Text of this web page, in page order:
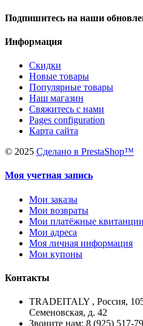
Подпишитесь на наши
Информация
Скидки
Новые товары
Популярные товары
Наш магазин
Свяжитесь с нами
Pages configuration
Карта сайта
© 2025 Сделано в PrestaShop™
Моя учетная запись
Мои заказы
Мои возвраты
Мои платёжные квитанции
Мои адреса
Моя личная информация
Мои купоны
Контакты
TRADEITALY , Россия,
Семеновская, д. 42
Звоните нам: 8 (925) 517-